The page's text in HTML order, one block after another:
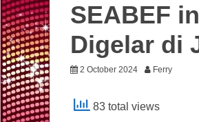
SEABEF
Digelar di
2 October 2024 Ferry
83 total views